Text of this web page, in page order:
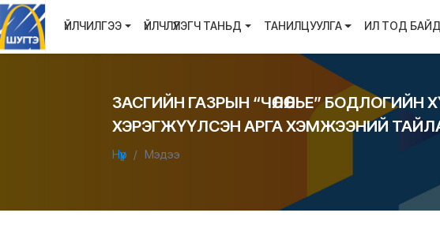
ҮЙЛЧИЛГЭЭ ҮЙЛЧЛҮҮЛЭГЧ ТАНЬД ТАНИЛЦУУЛГА ИЛ ТОД
ЗАСГИЙН ГАЗРЫН “ЧӨЛӨӨЛЬЕ”
ХЭРЭГЖҮҮЛСЭН АРГА ХЭМЖЭЭНИЙ
Нүүр Мэдээ